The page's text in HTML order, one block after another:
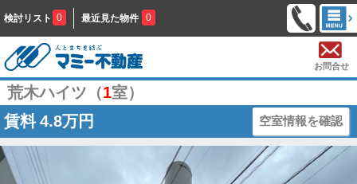
検討リスト 0 最近見た物件 0
お問合せ
荒木ハイツ（1室）
賃料 4.8万円 空室情報を確認